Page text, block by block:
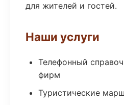
для жителей и гостей.
Наши услуги
Телефонный
фирм
Туристические